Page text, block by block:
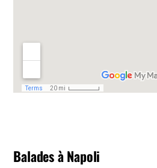
Balades à Napoli